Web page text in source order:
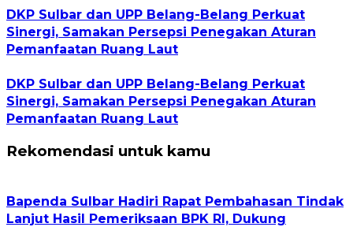
DKP Sulbar dan UPP Belang-Belang Perkuat
Sinergi, Samakan Persepsi Penegakan Aturan
Pemanfaatan Ruang Laut
DKP Sulbar dan UPP Belang-Belang Perkuat
Sinergi, Samakan Persepsi Penegakan Aturan
Pemanfaatan Ruang Laut
Rekomendasi untuk kamu
Bapenda Sulbar Hadiri Rapat Pembahasan Tindak
Lanjut Hasil Pemeriksaan BPK RI, Dukung